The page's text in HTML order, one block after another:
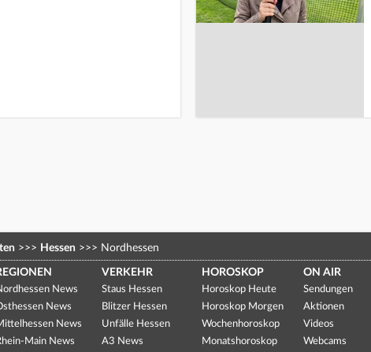
>>> Hessen >>> Nordhessen
News
News
News
Main News
VERKEHR
Staus Hessen
Blitzer Hessen
Unfälle Hessen
A3 News
HOROSKOP
Horoskop Heute
Horoskop Morgen
Wochenhoroskop
Monatshoroskop
ON AIR
Sendungen
Aktionen
Videos
Webcams